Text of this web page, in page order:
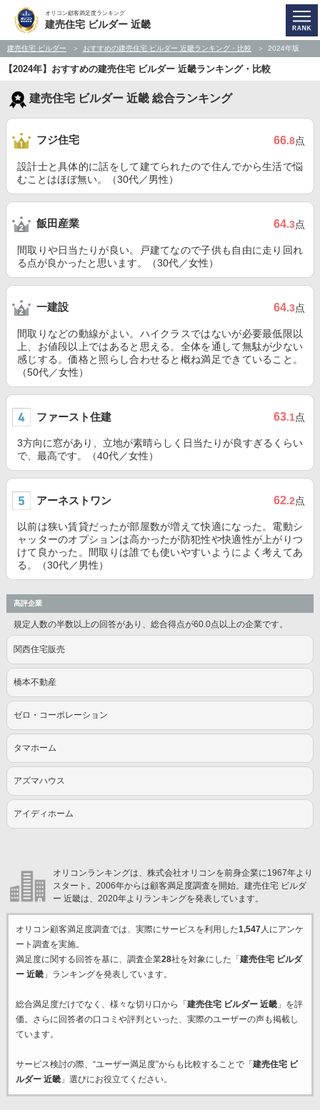
オリコン顧客満足度ランキング
建売住宅 ビルダー 近畿
建売住宅 ビルダー おすすめの建売住宅 ビルダー 近畿ランキング・比較 2024年版
【2024年】おすすめの建売住宅 ビルダー 近畿ランキング・比較
建売住宅 ビルダー 近畿 総合ランキング
フジ住宅 66.8点
設計士と具体的に話をして建てられたので住んでから生活で悩
むことはほぼ無い。（30代／男性）
飯田産業 64.3点
間取りや日当たりが良い。戸建てなので子供も自由に走り回れ
る点が良かったと思います。（30代／女性）
一建設 64.3点
間取りなどの動線がよい。ハイクラスではないが必要最低限以
上、お値段以上ではあると思える。全体を通して無駄が少ない
感じする。価格と照らし合わせると概ね満足できていること。
（50代／女性）
ファースト住建 63.1点
3方向に窓があり、立地が素晴らしく日当たりが良すぎるくらい
で、最高です。（40代／女性）
アーネストワン 62.2点
以前は狭い賃貸だったが部屋数が増えて快適になった。電動シ
ャッターのオプションは高かったが防犯性や快適性が上がりつ
けて良かった。間取りは誰でも使いやすいようによく考えてあ
る。（30代／男性）
高評企業
規定人数の半数以上の回答があり、総合得点が60.0点以上の企業です。
関西住宅販売
橋本不動産
ゼロ・コーポレーション
タマホーム
アズマハウス
アイディホーム
オリコンランキングは、株式会社オリコンを前身企業に1967年より
スタート。2006年からは顧客満足度調査を開始。建売住宅 ビルダ
ー 近畿は、2020年よりランキングを発表しています。
オリコン顧客満足度調査では、実際にサービスを利用した1,547人にアンケ
ート調査を実施。
満足度に関する回答を基に、調査企業28社を対象にした「 建売住宅 ビルダ
ー 近畿」ランキングを発表しています。
総合満足度だけでなく、様々な切り口から「 建売住宅 ビルダー 近畿」を評
価。さらに回答者の口コミや評判といった、実際のユーザーの声も掲載し
ています。
サービス検討の際、“ユーザー満足度”からも比較することで「 建売住宅 ビ
ルダー 近畿」選びにお役立てください。